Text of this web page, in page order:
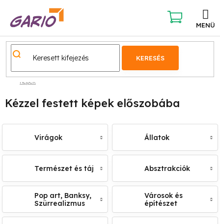
KERESÉS
KOSÁR
Képek
Kézzel festett képek előszobába
Virágok Állatok
Természet és táj Absztrakciók
Pop art, Banksy,
Szürrealizmus
Városok és
építészet